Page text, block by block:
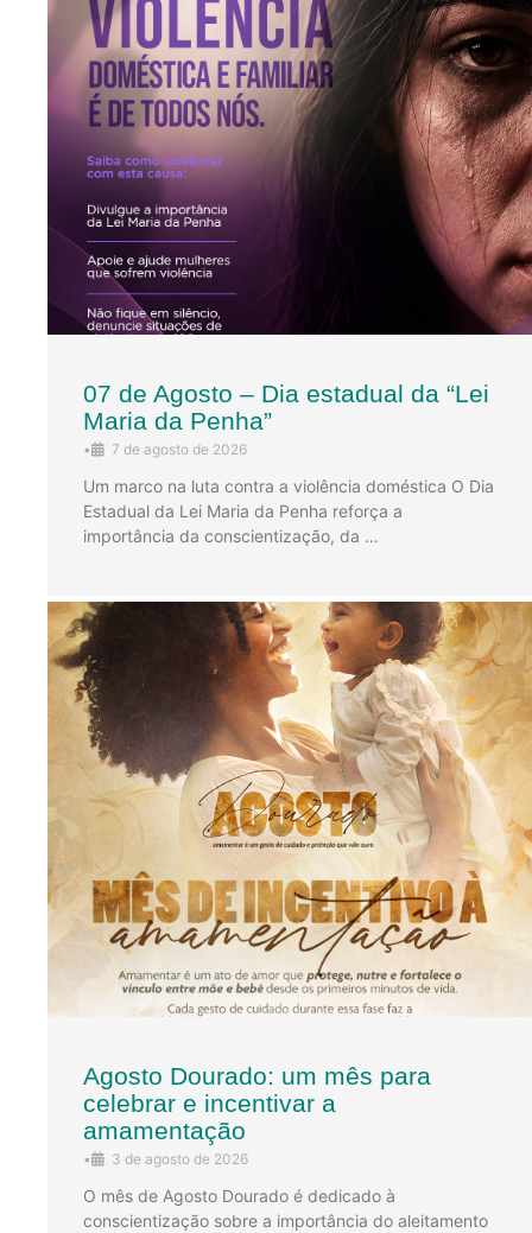
07 de Agosto – Dia estadual da “Lei
Maria da Penha”
• 7 de agosto de 2026
Um marco na luta contra a violência doméstica O Dia
Estadual da Lei Maria da Penha reforça a
importância da conscientização, da …
Agosto Dourado: um mês para
celebrar e incentivar a
amamentação
• 3 de agosto de 2026
O mês de Agosto Dourado é dedicado à
conscientização sobre a importância do aleitamento